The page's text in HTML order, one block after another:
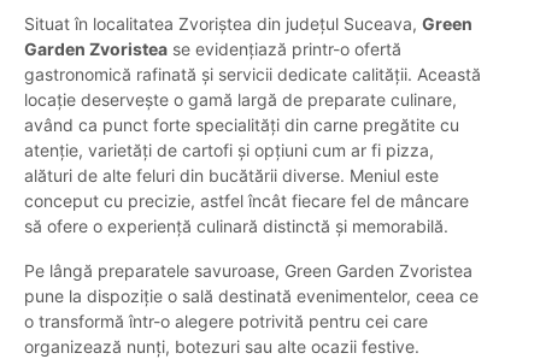
Situat în localitatea Zvoriștea din județul Suceava, Green
Garden Zvoristea se evidențiază printr-o ofertă
gastronomică rafinată și servicii dedicate calității. Această
locație deservește o gamă largă de preparate culinare,
având ca punct forte specialități din carne pregătite cu
atenție, varietăți de cartofi și opțiuni cum ar fi pizza,
alături de alte feluri din bucătării diverse. Meniul este
conceput cu precizie, astfel încât fiecare fel de mâncare
să ofere o experiență culinară distinctă și memorabilă.
Pe lângă preparatele savuroase, Green Garden Zvoristea
pune la dispoziție o sală destinată evenimentelor, ceea ce
o transformă într-o alegere potrivită pentru cei care
organizează nunți, botezuri sau alte ocazii festive.